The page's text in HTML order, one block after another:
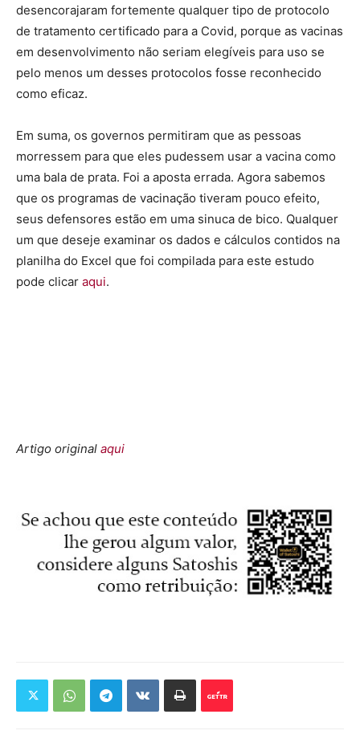
desencorajaram fortemente qualquer tipo de protocolo
de tratamento certificado para a Covid, porque as vacinas
em desenvolvimento não seriam elegíveis para uso se
pelo menos um desses protocolos fosse reconhecido
como eficaz.
Em suma, os governos permitiram que as pessoas
morressem para que eles pudessem usar a vacina como
uma bala de prata. Foi a aposta errada. Agora sabemos
que os programas de vacinação tiveram pouco efeito,
seus defensores estão em uma sinuca de bico. Qualquer
um que deseje examinar os dados e cálculos contidos na
planilha do Excel que foi compilada para este estudo
pode clicar aqui.
Artigo original aqui